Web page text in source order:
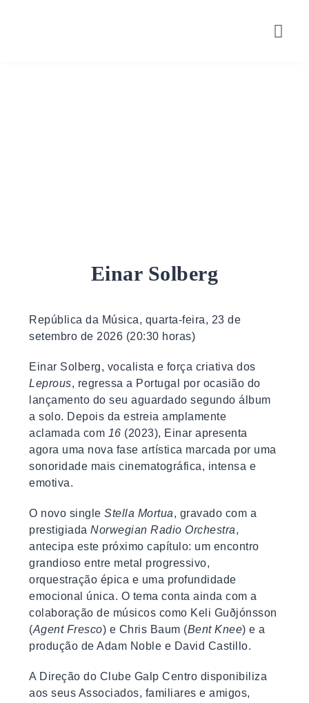
Einar Solberg
República da Música, quarta-feira, 23 de
setembro de 2026 (20:30 horas)
Einar Solberg, vocalista e força criativa dos
Leprous, regressa a Portugal por ocasião do
lançamento do seu aguardado segundo álbum
a solo. Depois da estreia amplamente
aclamada com 16 (2023), Einar apresenta
agora uma nova fase artística marcada por uma
sonoridade mais cinematográfica, intensa e
emotiva.
O novo singleStella Mortua, gravado com a
prestigiadaNorwegian Radio Orchestra,
antecipa este próximo capítulo: um encontro
grandioso entre metal progressivo,
orquestração épica e uma profundidade
emocional única. O tema conta ainda com a
colaboração de músicos como Keli Guðjónsson
(Agent Fresco) e Chris Baum (Bent Knee) e a
produção de Adam Noble e David Castillo.
A Direção do Clube Galp Centro disponibiliza
aos seus Associados, familiares e amigos,